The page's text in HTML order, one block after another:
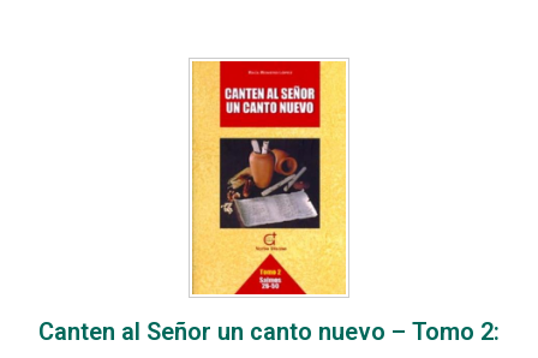
Canten al Señor un canto nuevo – Tomo 2: